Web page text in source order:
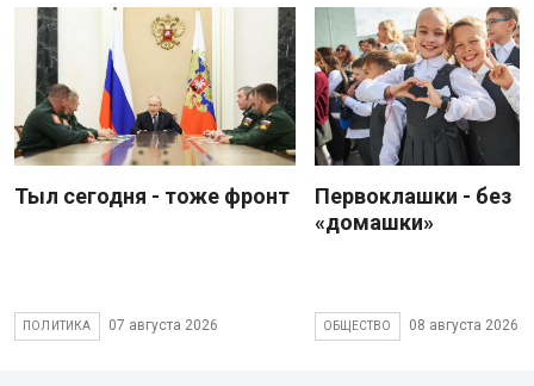
Тыл сегодня - тоже фронт
ПОЛИТИКА 07 августа 2026
Первоклашки - без
«домашки»
ОБЩЕСТВО 08 августа 2026